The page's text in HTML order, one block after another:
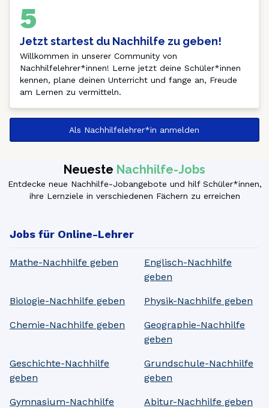
5
Jetzt startest du Nachhilfe zu geben!
Willkommen in unserer Community von
Nachhilfelehrer*innen! Lerne jetzt deine Schüler*innen
kennen, plane deinen Unterricht und fange an, Freude
am Lernen zu vermitteln.
Als Nachhilfelehrer*in anmelden
Neueste Nachhilfe-Jobs
Entdecke neue Nachhilfe-Jobangebote und hilf Schüler*innen,
ihre Lernziele in verschiedenen Fächern zu erreichen
Jobs für Online-Lehrer
Mathe-Nachhilfe geben
Englisch-Nachhilfe
geben
Biologie-Nachhilfe geben Physik-Nachhilfe geben
Chemie-Nachhilfe geben
Geographie-Nachhilfe
geben
Geschichte-Nachhilfe
geben
Grundschule-Nachhilfe
geben
Gymnasium-Nachhilfe
Abitur-Nachhilfe geben